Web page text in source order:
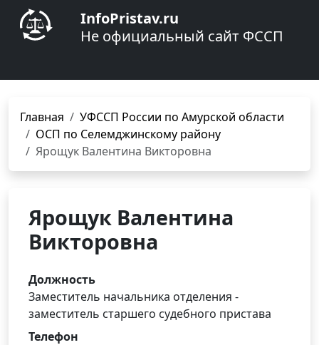
InfoPristav.ru
Не официальный сайт ФССП
Главная
УФССП России по Амурской области
ОСП по Селемджинскому району
Ярощук Валентина Викторовна
Ярощук Валентина
Викторовна
Должность
Заместитель начальника отделения -
заместитель старшего судебного пристава
Телефон